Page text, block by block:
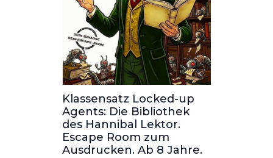
Klassensatz Locked-up
Agents: Die Werkstatt
des Weihnachts-
Erpressers. Escape Room
zum Ausdrucken. Ab 8